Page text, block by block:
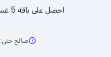
احصل على باقة 5 غسلات للسيارة بـ175
صالح حتى: